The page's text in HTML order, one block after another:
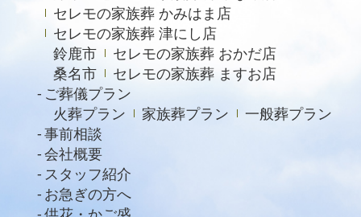
セレモの家族葬 かみはま店
セレモの家族葬 津にし店
鈴鹿市
セレモの家族葬 おかだ店
桑名市
セレモの家族葬 ますお店
ご葬儀プラン
火葬プラン
家族葬プラン
一般葬プラン
事前相談
会社概要
スタッフ紹介
お急ぎの方へ